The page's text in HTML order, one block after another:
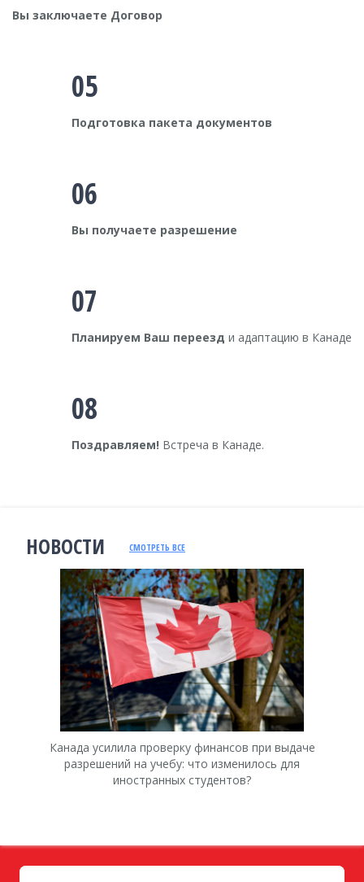
Вы заключаете Договор
05
Подготовка пакета документов
06
Вы получаете разрешение
07
Планируем Ваш переезд и адаптацию в Канаде
08
Поздравляем! Встреча в Канаде.
НОВОСТИ СМОТРЕТЬ ВСЕ
Канада усилила проверку финансов при выдаче
разрешений на учебу: что изменилось для
иностранных студентов?